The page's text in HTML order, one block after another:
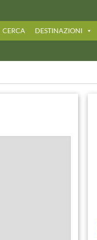
CERCA DESTINAZIONI